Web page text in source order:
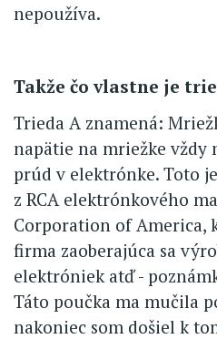
nepoužíva.
Takže čo vlastne je
Trieda A znamená:
napätie na mriežke vždy
prúd v elektrónke. Toto
z RCA elektrónkového
Corporation of America,
firma zaoberajúca sa
elektróniek atď -
Táto poučka ma mučila
nakoniec som došiel k